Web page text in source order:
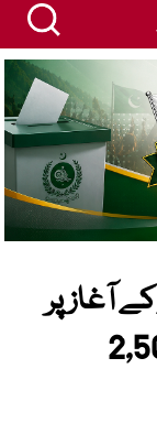
آغاز پر
تقریباً 2,500